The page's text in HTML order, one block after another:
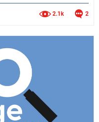
2.1k 2